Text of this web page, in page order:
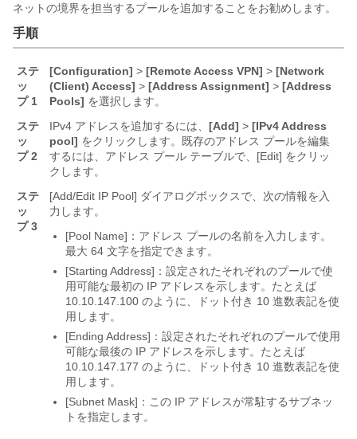
ネットの境界を担当するプールを追加することをお勧めします。
手順
ステ
ッ
プ 1
[Configuration] > [Remote Access VPN] > [Network
(Client) Access] > [Address Assignment] > [Address
Pools] を選択します。
ステ
ッ
プ 2
IPv4 アドレスを追加するには、 [Add] > [IPv4 Address
pool] をクリックします。既存のアドレス プールを編集
するには、アドレス プール テーブルで、[Edit] をクリッ
クします。
ステ
ッ
プ 3
[Add/Edit IP Pool] ダイアログボックスで、次の情報を入
力します。
[Pool Name]：アドレス プールの名前を入力します。
最大 64 文字を指定できます。
[Starting Address]：設定されたそれぞれのプールで使
用可能な最初の IP アドレスを示します。たとえば
10.10.147.100 のように、ドット付き 10 進数表記を使
用します。
[Ending Address]：設定されたそれぞれのプールで使用
可能な最後の IP アドレスを示します。たとえば
10.10.147.177 のように、ドット付き 10 進数表記を使
用します。
[Subnet Mask]：この IP アドレスが常駐するサブネッ
トを指定します。